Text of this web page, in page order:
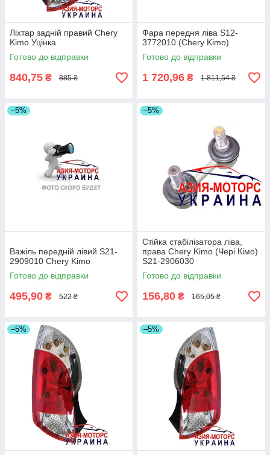
Ліхтар задній правий Chery
Kimo Уцінка
Готово до відправки
840,75 ₴ 885 ₴
Фара передня ліва S12-
3772010 (Chery Kimo)
Готово до відправки
1 720,96 ₴ 1 811,54 ₴
–5%
Важіль передній лівий S21-
2909010 Chery Kimo
Готово до відправки
495,90 ₴ 522 ₴
–5%
Стійка стабілізатора ліва,
права Chery Kimo (Чері Кімо)
S21-2906030
Готово до відправки
156,80 ₴ 165,05 ₴
–5% –5%